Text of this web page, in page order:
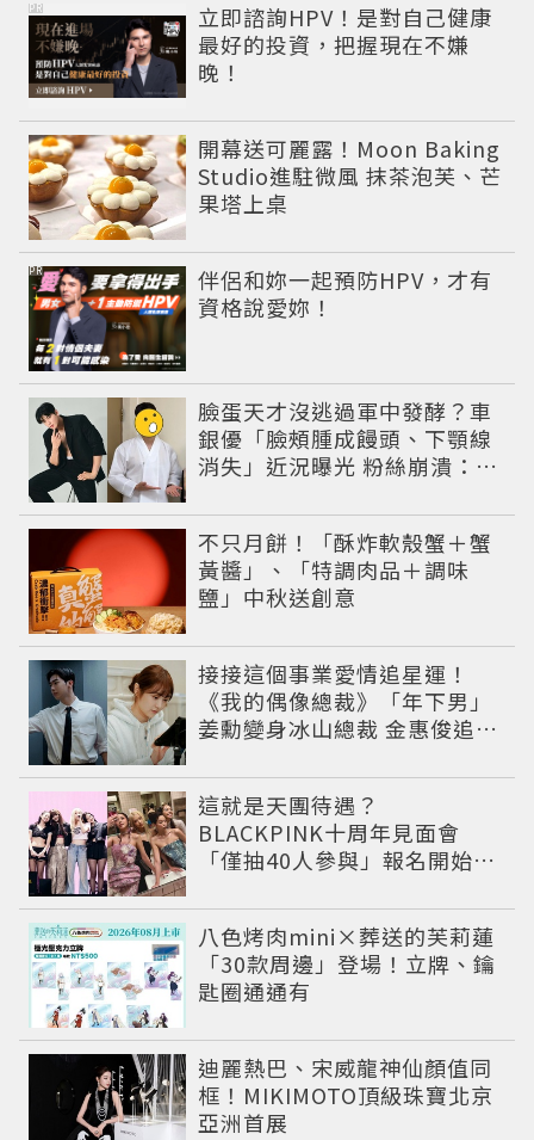
立即諮詢HPV！是對自己健康
最好的投資，把握現在不嫌
晚！
PR
開幕送可麗露！Moon Baking
Studio進駐微風 抹茶泡芙、芒
果塔上桌
伴侶和妳一起預防HPV，才有
資格說愛妳！
PR
臉蛋天才沒逃過軍中發酵？車
銀優「臉頰腫成饅頭、下顎線
消失」近況曝光 粉絲崩潰：空
不只月餅！「酥炸軟殼蟹＋蟹
黃醬」、「特調肉品＋調味
鹽」中秋送創意
接接這個事業愛情追星運！
《我的偶像總裁》「年下男」
姜勳變身冰山總裁 金惠俊追星
這就是天團待遇？
BLACKPINK十周年見面會
「僅抽40人參與」報名開始到
八色烤肉mini×葬送的芙莉蓮
「30款周邊」登場！立牌、鑰
匙圈通通有
迪麗熱巴、宋威龍神仙顏值同
框！MIKIMOTO頂級珠寶北京
亞洲首展